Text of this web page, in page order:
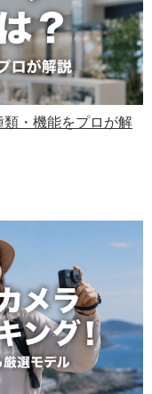
・機能をプロが解